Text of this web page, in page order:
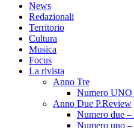
News
Redazionali
Territorio
Cultura
Musica
Focus
La rivista
Anno Tre
Numero
Anno Due P.Review
Numero due
Numero uno